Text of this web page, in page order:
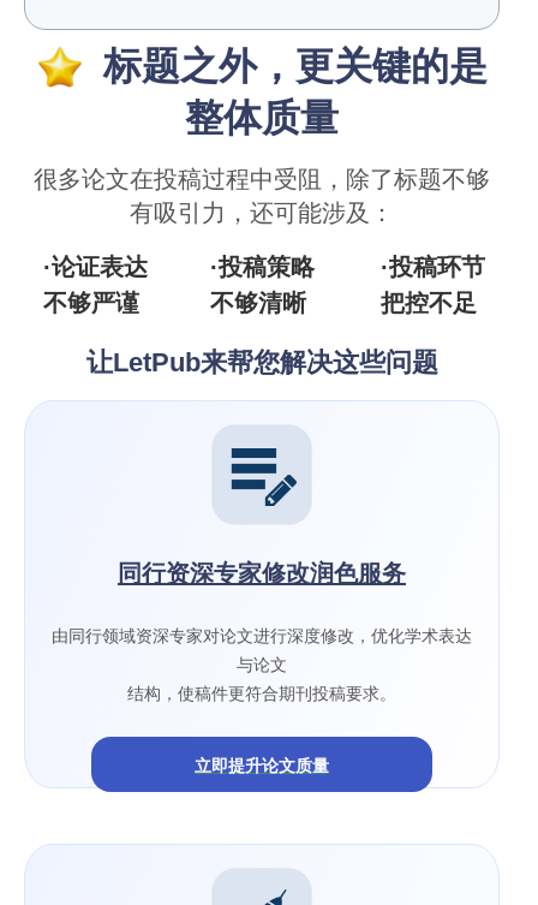
标题之外，更关键的是
整体质量
很多论文在投稿过程中受阻，除了标题不够
有吸引力，还可能涉及：
·论证表达
不够严谨
·投稿策略
不够清晰
·投稿环节
把控不足
让LetPub来帮您解决这些问题
同行资深专家修改润色服务
由同行领域资深专家对论文进行深度修改，优化学术表达
与论文
结构，使稿件更符合期刊投稿要求。
立即提升论文质量